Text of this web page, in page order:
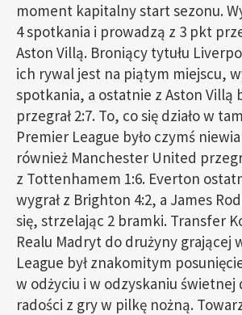
moment kapitalny start sezonu.
4 spotkania i prowadzą z 3 pkt
Aston Villą. Broniący tytułu
ich rywal jest na piątym miejscu,
spotkania, a ostatnie z Aston Villą
przegrał 2:7. To, co się działo w
Premier League było czymś
również Manchester United
z Tottenhamem 1:6. Everton
wygrał z Brighton 4:2, a James
się, strzelając 2 bramki. Transfer
Realu Madryt do drużyny grającej
League był znakomitym
w odżyciu i w odzyskaniu świetnej
radości z gry w pilkę nożną.